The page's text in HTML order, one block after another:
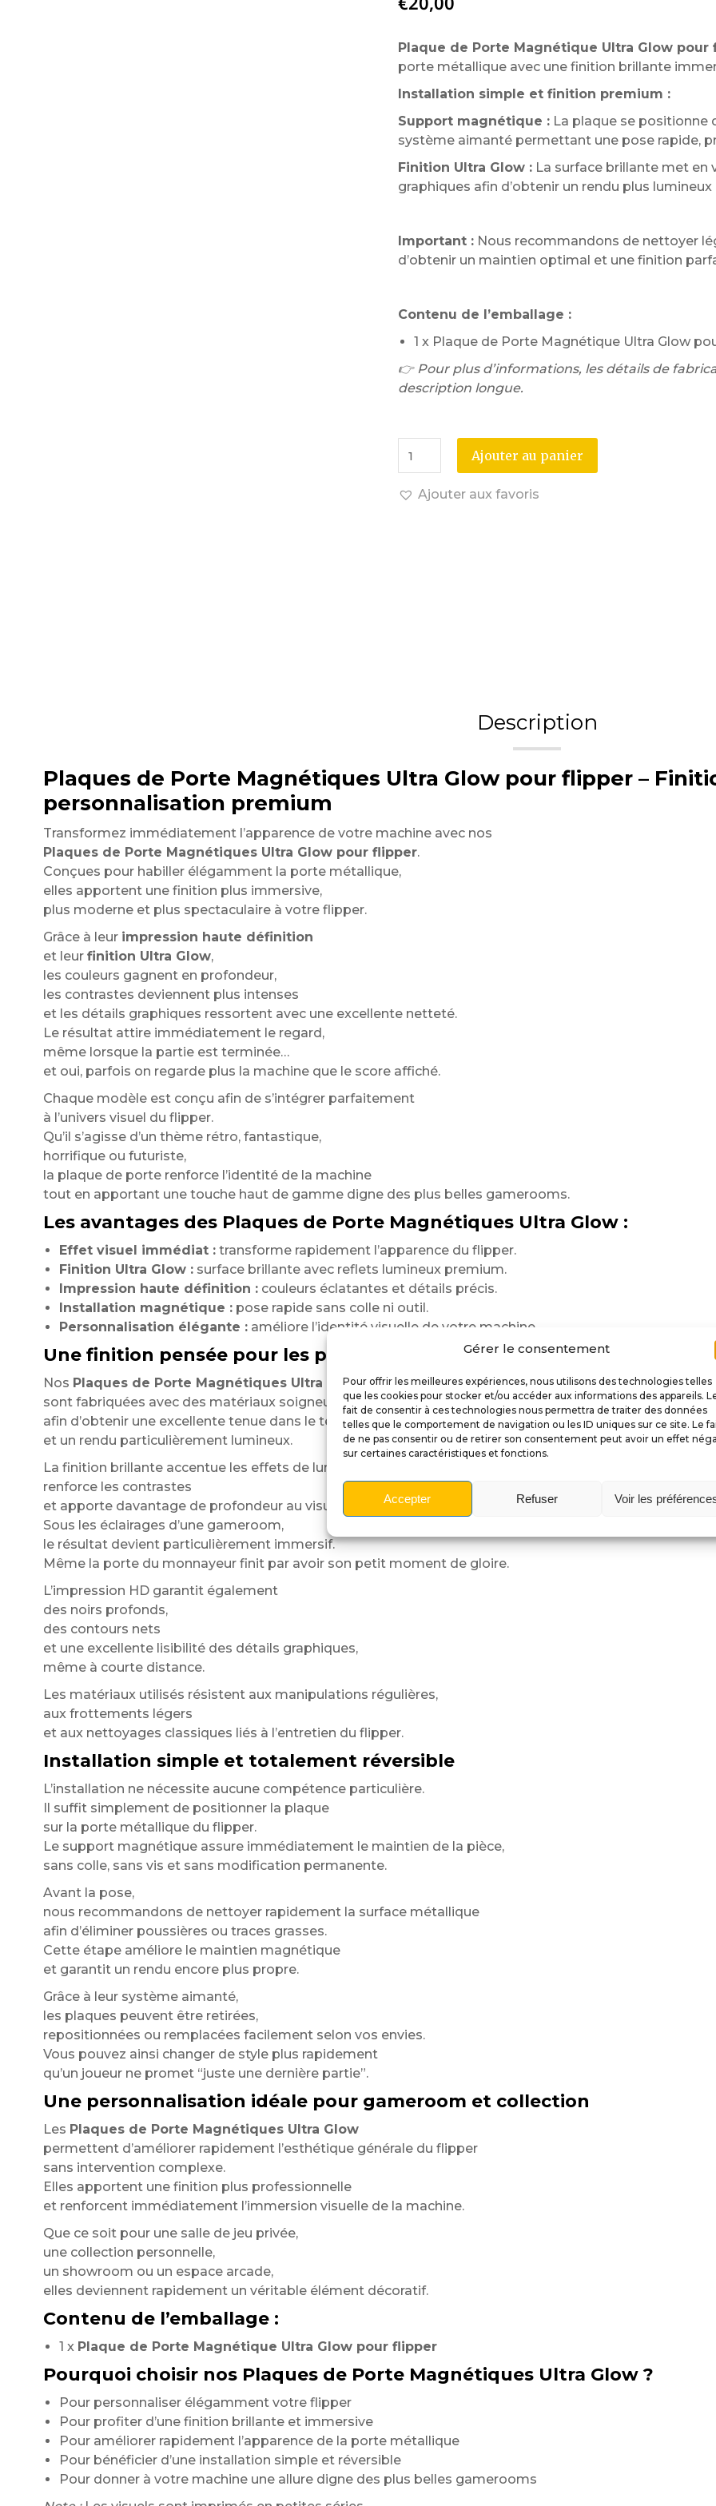
Gérer le consentement
Pour offrir les meilleures expériences, nous utilisons des technologies telles
que les cookies pour stocker et/ou accéder aux informations des appareils.
fait de consentir à ces technologies nous permettra de traiter des données
telles que le comportement de navigation ou les ID uniques sur ce site. Le
de ne pas consentir ou de retirer son consentement peut avoir un effet
sur certaines caractéristiques et fonctions.
Accepter Refuser Voir les
Plaque de Porte Magnétique Ultra Glow pour
porte métallique avec une finition brillante
Installation simple et finition premium :
Support magnétique :La plaque se positionne
système aimanté permettant une pose rapide,
Finition Ultra Glow :La surface brillante met en
graphiques afin d’obtenir un rendu plus
Important :Nous recommandons de nettoyer
d’obtenir un maintien optimal et une finition
Contenu de l’emballage :
1 x Plaque de Porte Magnétique Ultra Glow
👉 Pour plus d’informations, les détails de
description longue.
Ajouter au panier
Ajouter aux favoris
Description
Plaques de Porte Magnétiques Ultra Glow pour flipper –
personnalisation premium
Transformez immédiatement l’apparence de votre machine avec nos
Plaques de Porte Magnétiques Ultra Glow pour flipper.
Conçues pour habiller élégamment la porte métallique,
elles apportent une finition plus immersive,
plus moderne et plus spectaculaire à votre flipper.
Grâce à leur impression haute définition
et leur finition Ultra Glow,
les couleurs gagnent en profondeur,
les contrastes deviennent plus intenses
et les détails graphiques ressortent avec une excellente netteté.
Le résultat attire immédiatement le regard,
même lorsque la partie est terminée…
et oui, parfois on regarde plus la machine que le score affiché.
Chaque modèle est conçu afin de s’intégrer parfaitement
à l’univers visuel du flipper.
Qu’il s’agisse d’un thème rétro, fantastique,
horrifique ou futuriste,
la plaque de porte renforce l’identité de la machine
tout en apportant une touche haut de gamme digne des plus belles gamerooms.
Les avantages des Plaques de Porte Magnétiques Ultra Glow :
Effet visuel immédiat :transforme rapidement l’apparence du flipper.
Finition Ultra Glow :surface brillante avec reflets lumineux premium.
Impression haute définition :couleurs éclatantes et détails précis.
Installation magnétique :pose rapide sans colle ni outil.
Personnalisation élégante :améliore l’identité visuelle de votre machine.
Une finition pensée pour les passionnés de flipper
Nos Plaques de Porte Magnétiques Ultra Glow
sont fabriquées avec des matériaux soigneusement sélectionnés
afin d’obtenir une excellente tenue dans le temps
et un rendu particulièrement lumineux.
La finition brillante accentue les effets de lumière,
renforce les contrastes
et apporte davantage de profondeur au visuel.
Sous les éclairages d’une gameroom,
le résultat devient particulièrement immersif.
Même la porte du monnayeur finit par avoir son petit moment de gloire.
L’impression HD garantit également
des noirs profonds,
des contours nets
et une excellente lisibilité des détails graphiques,
même à courte distance.
Les matériaux utilisés résistent aux manipulations régulières,
aux frottements légers
et aux nettoyages classiques liés à l’entretien du flipper.
Installation simple et totalement réversible
L’installation ne nécessite aucune compétence particulière.
Il suffit simplement de positionner la plaque
sur la porte métallique du flipper.
Le support magnétique assure immédiatement le maintien de la pièce,
sans colle, sans vis et sans modification permanente.
Avant la pose,
nous recommandons de nettoyer rapidement la surface métallique
afin d’éliminer poussières ou traces grasses.
Cette étape améliore le maintien magnétique
et garantit un rendu encore plus propre.
Grâce à leur système aimanté,
les plaques peuvent être retirées,
repositionnées ou remplacées facilement selon vos envies.
Vous pouvez ainsi changer de style plus rapidement
qu’un joueur ne promet “juste une dernière partie”.
Une personnalisation idéale pour gameroom et collection
Les Plaques de Porte Magnétiques Ultra Glow
permettent d’améliorer rapidement l’esthétique générale du flipper
sans intervention complexe.
Elles apportent une finition plus professionnelle
et renforcent immédiatement l’immersion visuelle de la machine.
Que ce soit pour une salle de jeu privée,
une collection personnelle,
un showroom ou un espace arcade,
elles deviennent rapidement un véritable élément décoratif.
Contenu de l’emballage :
1 x Plaque de Porte Magnétique Ultra Glow pour flipper
Pourquoi choisir nos Plaques de Porte Magnétiques Ultra Glow ?
Pour personnaliser élégamment votre flipper
Pour profiter d’une finition brillante et immersive
Pour améliorer rapidement l’apparence de la porte métallique
Pour bénéficier d’une installation simple et réversible
Pour donner à votre machine une allure digne des plus belles gamerooms